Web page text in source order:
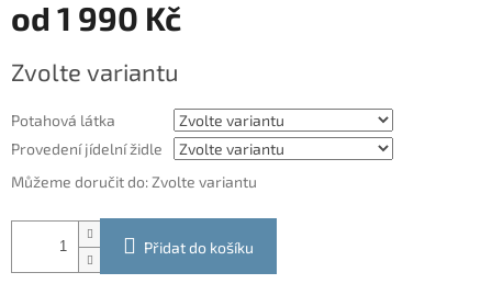
od 1 990 Kč
cena:
Zvolte variantu
Potahová látka
Provedení jídelní židle
Můžeme doručit do: Zvolte variantu
Přidat do košíku